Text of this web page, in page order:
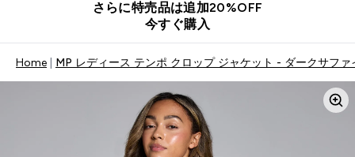
さらに特売品は追加20%OFF
今すぐ購入
Home MP レディース テンポ クロップ ジャケット - ダークサファ